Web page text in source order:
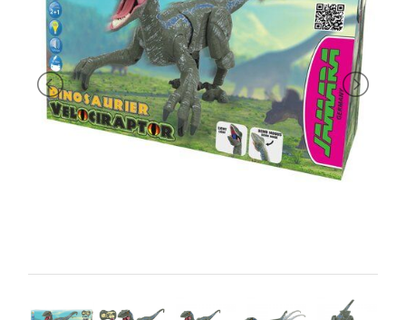
PRIMA
INFANZIA
PUZZLE
SYLVANIAN